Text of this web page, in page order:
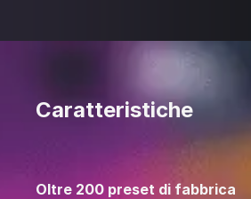
Caratteristiche
Oltre 200 preset di fabbrica